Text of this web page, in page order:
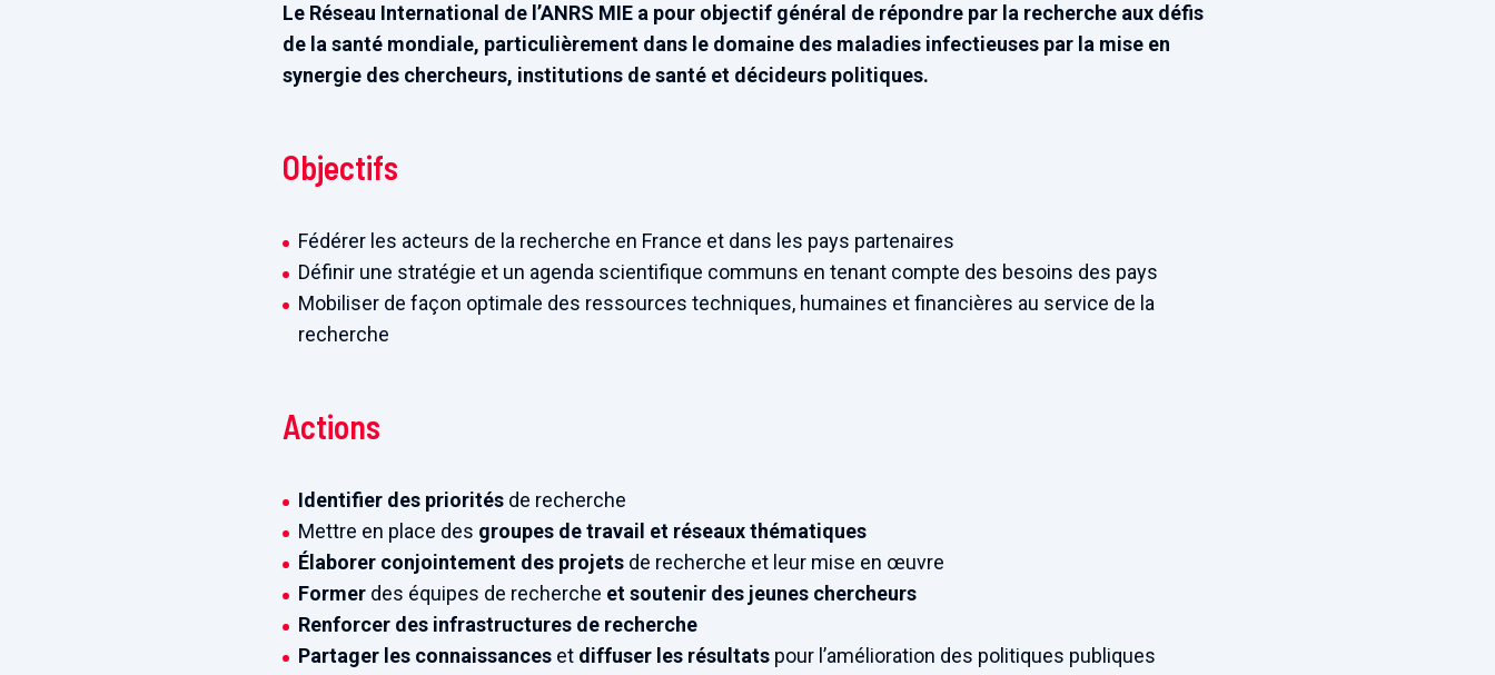
Le Réseau International de l’ANRS MIE a pour objectif général de répondre par la recherche aux défis
de la santé mondiale, particulièrement dans le domaine des maladies infectieuses par la mise en
synergie des chercheurs, institutions de santé et décideurs politiques.
Objectifs
Fédérer les acteurs de la recherche en France et dans les pays partenaires
Définir une stratégie et un agenda scientifique communs en tenant compte des besoins des pays
Mobiliser de façon optimale des ressources techniques, humaines et financières au service de la
recherche
Actions
Identifier des priorités de recherche
Mettre en place des groupes de travail et réseaux thématiques
Élaborer conjointement des projets de recherche et leur mise en œuvre
Former des équipes de recherche et soutenir des jeunes chercheurs
Renforcer des infrastructures de recherche
Partager les connaissances et diffuser les résultats pour l’amélioration des politiques publiques